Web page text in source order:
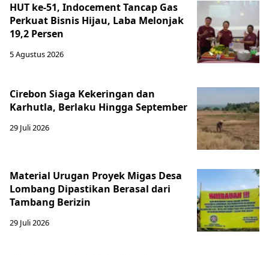
HUT ke-51, Indocement Tancap Gas
Perkuat Bisnis Hijau, Laba Melonjak
19,2 Persen
5 Agustus 2026
Cirebon Siaga Kekeringan dan
Karhutla, Berlaku Hingga September
29 Juli 2026
Material Urugan Proyek Migas Desa
Lombang Dipastikan Berasal dari
Tambang Berizin
29 Juli 2026